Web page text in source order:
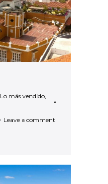
Lo más vendido
Leave a comment